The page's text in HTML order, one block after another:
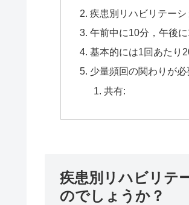
疾患別リハビリテー
午前中に10分，午後
基本的には1回あたり
少量頻回の関わりが
共有:
疾患別リハビリテ
のでしょうか？